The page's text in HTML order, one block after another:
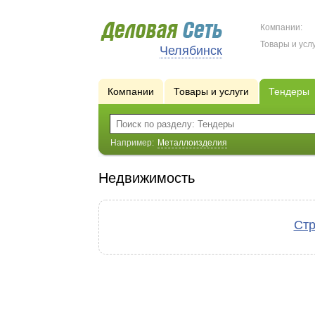
Челябинск
Компании:
Товары и
Компании Товары и услуги Тендеры
Например: Металлоизделия
Недвижимость